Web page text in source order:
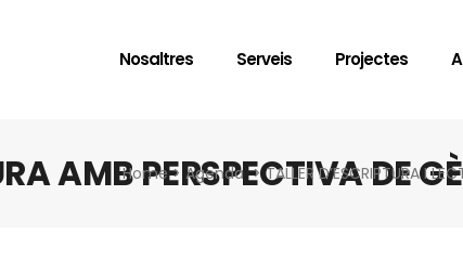
Nosaltres Serveis Projectes
AMB PERSPECTIVA DE
Home> Agenda >TALLER D’ESCRIPTURA I